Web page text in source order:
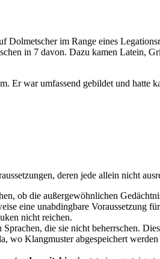
im Range eines
in 7 davon. Dazu kamen Latein,
Er war umfassend gebildet und hatte
deren jede allein nicht
ob die außergewöhnlichen
eine unabdingbare Voraussetzung
nicht reichen.
die sie nicht beherrschen.
wo Klangmuster abgespeichert